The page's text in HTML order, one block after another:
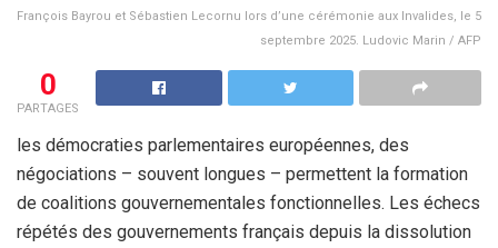
François Bayrou et Sébastien Lecornu lors d’une cérémonie aux Invalides, le 5
septembre 2025. Ludovic Marin / AFP
0
PARTAGES
les démocraties parlementaires européennes, des
négociations – souvent longues – permettent la formation
de coalitions gouvernementales fonctionnelles. Les échecs
répétés des gouvernements français depuis la dissolution